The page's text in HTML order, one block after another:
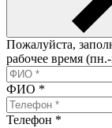
Пожалуйста,
рабочее время
ФИО *
Телефон *